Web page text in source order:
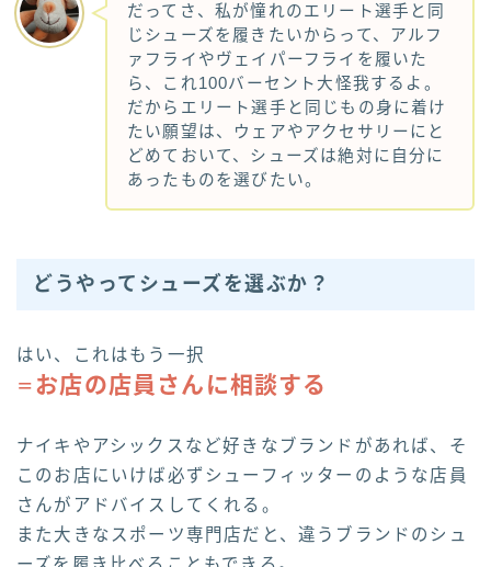
だってさ、私が憧れのエリート選手と同
じシューズを履きたいからって、アルフ
ァフライやヴェイパーフライを履いた
ら、これ100バーセント大怪我するよ。
だからエリート選手と同じもの身に着け
たい願望は、ウェアやアクセサリーにと
どめておいて、シューズは絶対に自分に
あったものを選びたい。
どうやってシューズを選ぶか？
はい、これはもう一択
＝ お店の店員さんに相談する
ナイキやアシックスなど好きなブランドがあれば、そ
このお店にいけば必ずシューフィッターのような店員
さんがアドバイスしてくれる。
また大きなスポーツ専門店だと、違うブランドのシュ